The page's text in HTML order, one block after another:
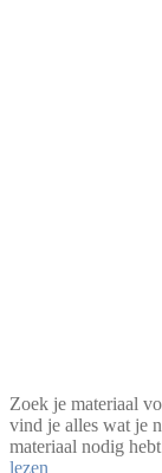
Zoek je materiaal
vind je alles wat je
materiaal nodig
lezen